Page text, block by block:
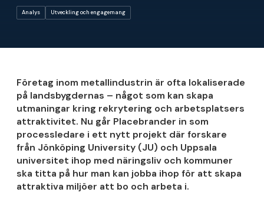
Analys Utveckling och engagemang
Företag inom metallindustrin är ofta lokaliserade
på landsbygdernas – något som kan skapa
utmaningar kring rekrytering och arbetsplatsers
attraktivitet. Nu går Placebrander in som
processledare i ett nytt projekt där forskare
från Jönköping University (JU) och Uppsala
universitet ihop med näringsliv och kommuner
ska titta på hur man kan jobba ihop för att skapa
attraktiva miljöer att bo och arbeta i.